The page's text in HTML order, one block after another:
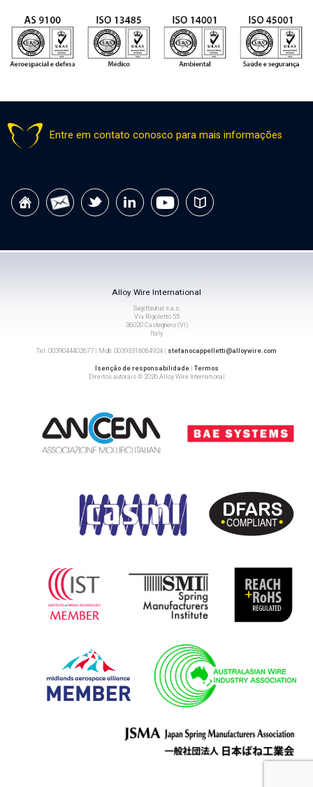
Entre em contato conosco para mais informações
Alloy Wire International
Sagittaurus s.a.s.
Via Rigoletto 55
36020 Castegnero (VI)
Italy
Tel: 0039044402677 | Mob: 00393318084924 | stefanocappelletti@alloywire.com
Isenção de responsabilidade|Termos
Direitos autorais © 2026 Alloy Wire International